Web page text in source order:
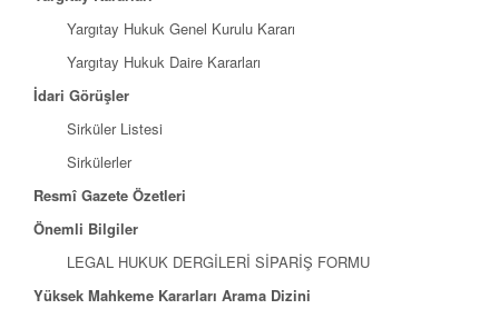
Yargıtay Hukuk Genel Kurulu Kararı
Yargıtay Hukuk Daire Kararları
İdari Görüşler
Sirküler Listesi
Sirkülerler
Resmî Gazete Özetleri
Önemli Bilgiler
LEGAL HUKUK DERGİLERİ SİPARİŞ FORMU
Yüksek Mahkeme Kararları Arama Dizini